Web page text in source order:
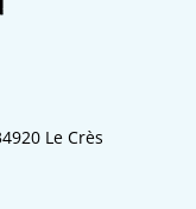
Le Crès